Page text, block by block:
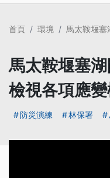
首頁 環境 馬太鞍堰塞
馬太鞍堰塞
檢視各項應變
防災演練 林保署